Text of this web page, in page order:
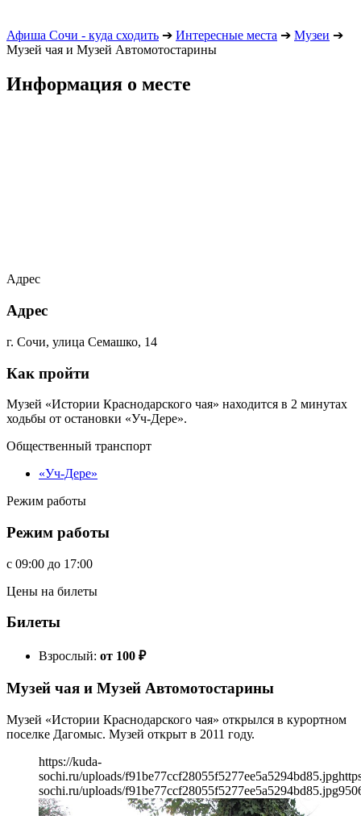
Афиша Сочи - куда сходить ➔ Интересные места ➔ Музеи ➔
Музей чая и Музей Автомотостарины
Информация о месте
Адрес
Адрес
г. Сочи, улица Семашко, 14
Как пройти
Музей «Истории Краснодарского чая» находится в 2 минутах
ходьбы от остановки «Уч-Дере».
Общественный транспорт
«Уч-Дере»
Режим работы
Режим работы
c 09:00 до 17:00
Цены на билеты
Билеты
Взрослый: от 100 ₽
Музей чая и Музей Автомотостарины
Музей «Истории Краснодарского чая» открылся в курортном
поселке Дагомыс. Музей открыт в 2011 году.
https://kuda-
sochi.ru/uploads/f91be77ccf28055f5277ee5a5294bd85.jpg
sochi.ru/uploads/f91be77ccf28055f5277ee5a5294bd85.jpg950